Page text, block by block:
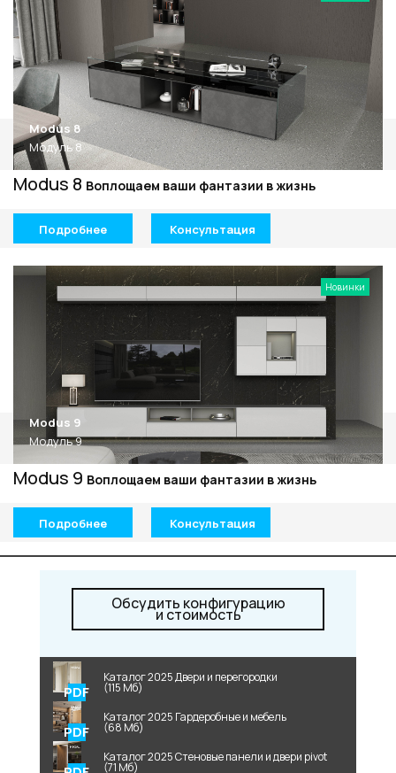
Modus 8 Воплощаем ваши фантазии в жизнь
Modus 8
Модуль 8
Подробнее Консультация
Modus 9 Воплощаем ваши фантазии в жизнь
Modus 9
Модуль 9
Подробнее Консультация
Новинки
Обсудить конфигурацию
и стоимость
Каталог 2025 Двери и перегородки
(115 Мб)
Каталог 2025 Гардеробные и мебель
(68 Мб)
Каталог 2025 Стеновые панели и двери pivot
(71 Мб)